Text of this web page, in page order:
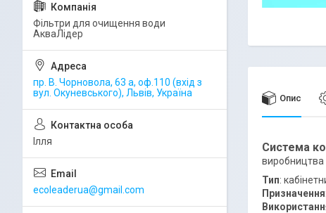
Опис
Система
Тип:
Призначення
Фільтри для очищення води
АкваЛідер
пр. В. Чорновола, 63 а, оф.110 (вхід з
вул. Окуневського), Львів, Україна
Ілля
ecoleaderua@gmail.com